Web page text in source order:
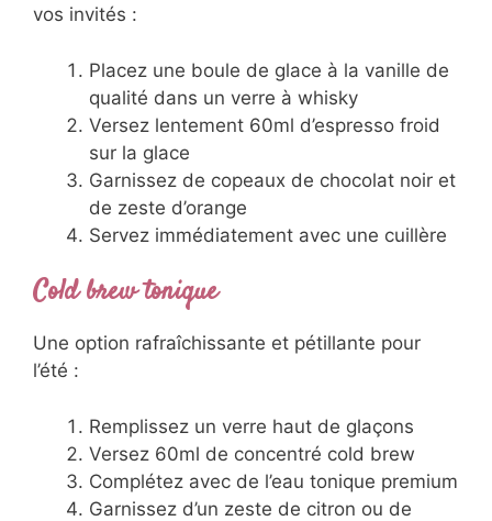
vos invités :
Placez une boule de glace à la vanille de
qualité dans un verre à whisky
Versez lentement 60ml d’espresso froid
sur la glace
Garnissez de copeaux de chocolat noir et
de zeste d’orange
Servez immédiatement avec une cuillère
Cold brew tonique
Une option rafraîchissante et pétillante pour
l’été :
Remplissez un verre haut de glaçons
Versez 60ml de concentré cold brew
Complétez avec de l’eau tonique premium
Garnissez d’un zeste de citron ou de